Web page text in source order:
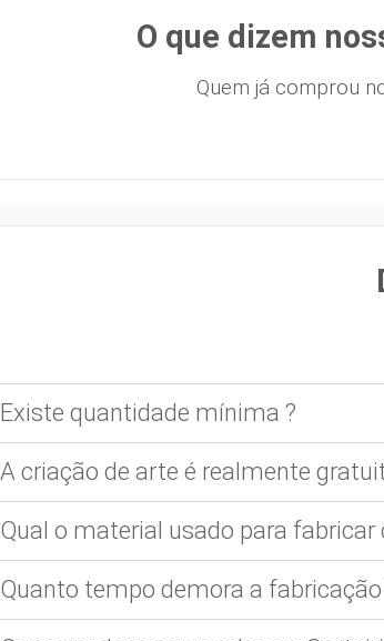
O que dizem
Quem já comprou
Existe quantidade mínima ?
A criação de arte é realmente
Qual o material usado para fabricar
Quanto tempo demora a fabricação